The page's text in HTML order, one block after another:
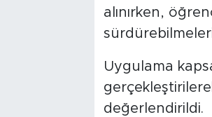
alınırken,
Uygulama
değerlendirildi.